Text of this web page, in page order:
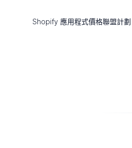
Shopify 應用程式價格聯盟計劃